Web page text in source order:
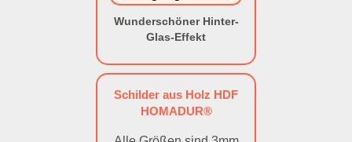
Wunderschöner Hinter-
Glas-Effekt
Schilder aus Holz HDF
HOMADUR®